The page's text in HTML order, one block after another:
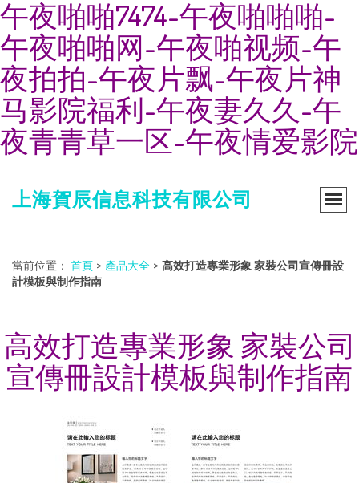
午夜啪啪7474-午夜啪啪啪-
午夜啪啪网-午夜啪视频-午
夜拍拍-午夜片飘-午夜片神
马影院福利-午夜妻久久-午
夜青青草一区-午夜情爱影院
上海賀辰信息科技有限公司
當前位置： 首頁 > 產品大全 > 高效打造專業形象 家裝公司宣傳冊設
計模板與制作指南
高效打造專業形象 家裝公司
宣傳冊設計模板與制作指南